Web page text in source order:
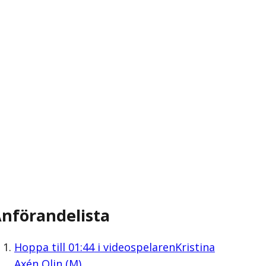
Hoppa till 01:44i videospelarenKristina